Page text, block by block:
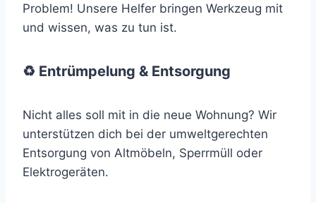
Problem! Unsere Helfer bringen Werkzeug mit
und wissen, was zu tun ist.
♻️ Entrümpelung & Entsorgung
Nicht alles soll mit in die neue Wohnung? Wir
unterstützen dich bei der umweltgerechten
Entsorgung von Altmöbeln, Sperrmüll oder
Elektrogeräten.